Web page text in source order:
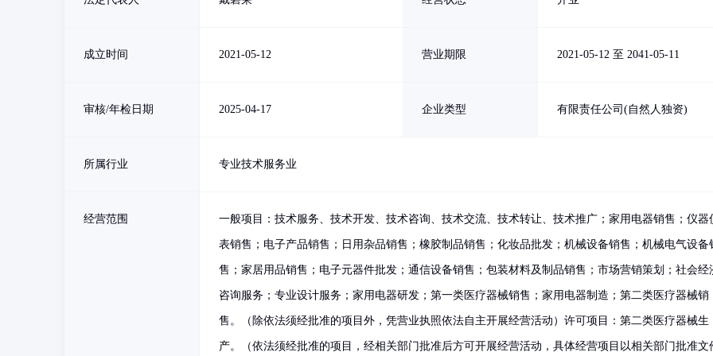
成立时间 2021-05-12 营业期限 2021-05-12 至 2041-05-11
审核/年检日期 2025-04-17 企业类型 有限责任公司(自然人独资)
所属行业 专业技术服务业
经营范围 一般项目：技术服务、技术开发、技术咨询、技术交流、技术转让、技术推广；家用电器销售；仪器
表销售；电子产品销售；日用杂品销售；橡胶制品销售；化妆品批发；机械设备销售；机械电气设备
售；家居用品销售；电子元器件批发；通信设备销售；包装材料及制品销售；市场营销策划；社会经
咨询服务；专业设计服务；家用电器研发；第一类医疗器械销售；家用电器制造；第二类医疗器械销
售。（除依法须经批准的项目外，凭营业执照依法自主开展经营活动）许可项目：第二类医疗器械生
产。（依法须经批准的项目，经相关部门批准后方可开展经营活动，具体经营项目以相关部门批准文